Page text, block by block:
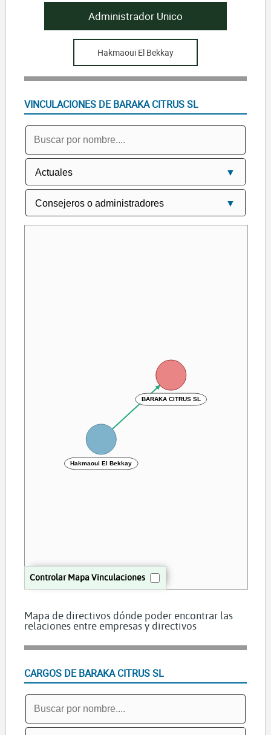
Administrador Unico
Hakmaoui El Bekkay
VINCULACIONES DE BARAKA CITRUS SL
Controlar Mapa Vinculaciones
BARAKA CITRUS SL
Hakmaoui El Bekkay
Mapa de directivos dónde poder encontrar las
relaciones entre empresas y directivos
CARGOS DE BARAKA CITRUS SL